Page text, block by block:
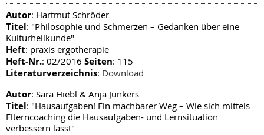
Autor: Hartmut Schröder
Titel: "Philosophie und Schmerzen – Gedanken über eine
Kulturheilkunde"
Heft: praxis ergotherapie
Heft-Nr.: 02/2016 Seiten: 115
Literaturverzeichnis: Download
Autor: Sara Hiebl & Anja Junkers
Titel: "Hausaufgaben! Ein machbarer Weg – Wie sich mittels
Elterncoaching die Hausaufgaben- und Lernsituation
verbessern lässt"